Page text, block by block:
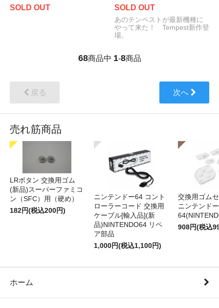
SOLD OUT
SOLD OUT
あのテンペストが最新機種に
やって来た！ Tempest新作登
場。
68商品中 1-8商品
戻る 次へ
売れ筋商品
LRボタン 交換用ゴム
(新品)スーパーファミコ
ン（SFC）用（硬め）
182円(税込200円)
ニンテンドー64 コント
ローラーコード 交換用
ケーブル[輸入品](新
品)NINTENDO64 リペ
ア部品
1,000円(税込1,100円)
交換用ゴム
ニンテンドー
908円(税込
ホーム